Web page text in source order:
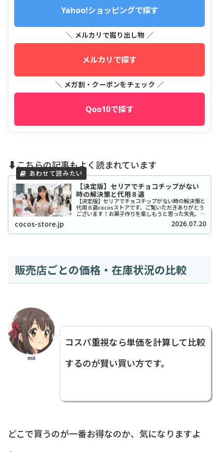
Yahoo!ショッピングで探す
＼ メルカリで掘り出し物 ／
メルカリで探す
＼ メガ割・クーポンをチェック ／
Qoo10で探す
⬇️こちらの記事もよく読まれています
【決定版】セリアでチョコチップがない
時の解決策と代用８選
【決定版】セリアでチョコチップがない時の解決策と
代用８選cocosストアです、ご覧いただきありがとう
ございます！お菓子作りを楽しもうと思った矢先、セ
リアでチョコチップが「ない！」と困ったことはあり
ませんか？実は私も、クッキーを焼こうとした日...
cocos-store.jp 2026.07.20
販売店ごとの価格・在庫状況の比較
mii
コスパ重視なら単価を計算して比較
するのが賢い買い方です。
どこで買うのが一番お得なのか、気になりますよ